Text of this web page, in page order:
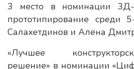
3 место в номинации 3Д-
прототипирование среди
Салахетдинов и Алена
«Лучшее
решение» в номинации